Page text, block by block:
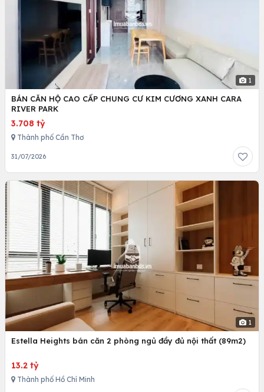
1
BÁN CĂN HỘ CAO CẤP CHUNG CƯ KIM CƯƠNG XANH CARA
RIVER PARK
3.708 tỷ
Thành phố Cần Thơ
31/07/2026
1
Estella Heights bán căn 2 phòng ngủ đầy đủ nội thất (89m2)
13.2 tỷ
Thành phố Hồ Chí Minh